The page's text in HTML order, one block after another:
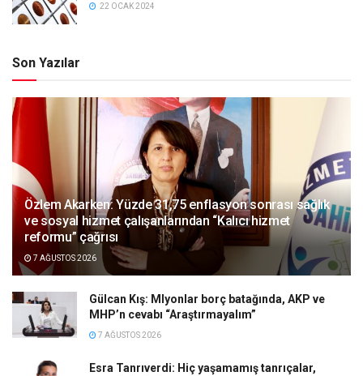
22 OCAK 2024
Son Yazılar
Özlem Akarken: Yüzde 31,75 enflasyon sonrası sağlık
ve sosyal hizmet çalışanlarından “Kalıcı hizmet
reformu” çağrısı
7 AĞUSTOS 2026
Gülcan Kış: Mlyonlar borç batağında, AKP ve
MHP’n cevabı “Araştırmayalım”
7 AĞUSTOS 2026
Esra Tanrıverdi: Hiç yaşamamış tanrıçalar,